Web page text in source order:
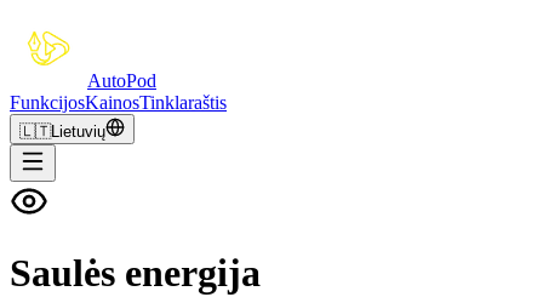
AutoPod
FunkcijosKainosTinklaraštis
🇱🇹Lietuvių
Saulės energija